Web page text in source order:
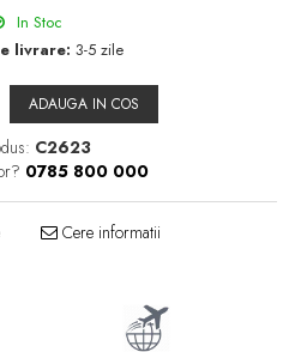
In Stoc
livrare: 3-5 zile
ADAUGA IN COS
C2623
0785 800 000
Cere informatii